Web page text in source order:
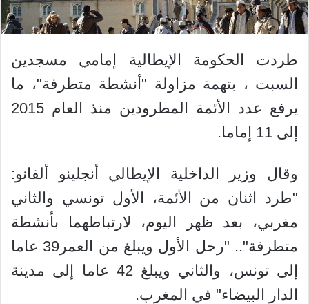
طردت الحكومة الإيطالية إمامي مسجدين
السبت ، بتهمة مزاولة "أنشطة متطرفة"، ما
يرفع عدد الأئمة المطرودين منذ العام 2015
إلى 11 إماما.
وقال وزير الداخلية الإيطالي أنجلينو ألفانو:
"طرد اثنان من الأئمة، الأول تونسي والثاني
مغربي، بعد ظهر اليوم، لارتباطهما بأنشطة
متطرفة".. "رحل الأول ويبلغ من العمر39 عاما
إلى تونس، والثاني ويبلغ 42 عاما إلى مدينة
الدار البيضاء" في المغرب.